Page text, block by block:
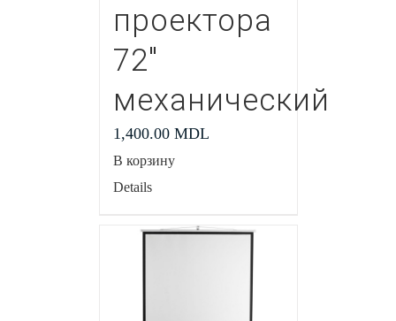
проектора
72″
механический
1,400.00 MDL
В корзину
Details